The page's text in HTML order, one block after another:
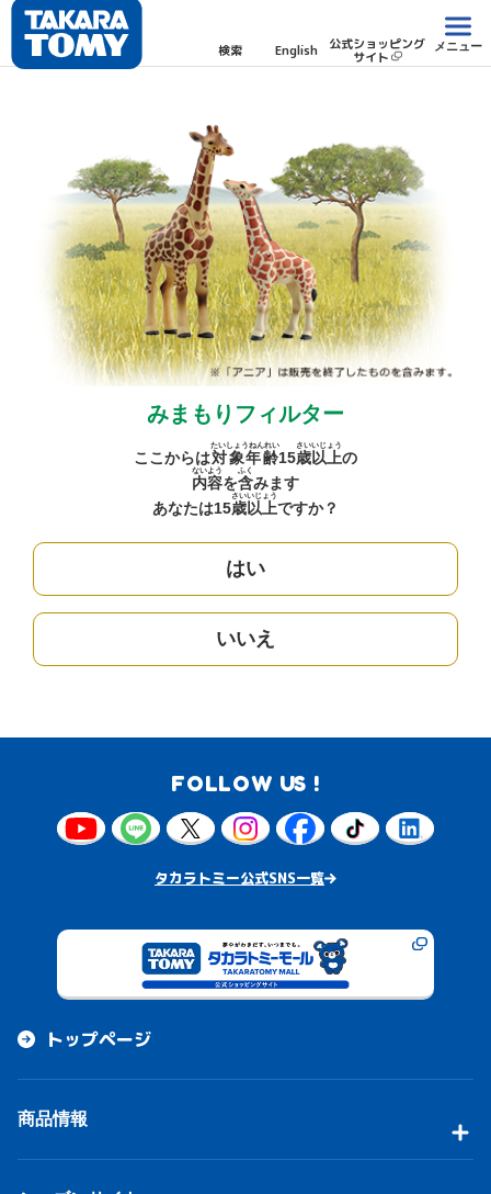
検索 English 公式ショッピング
サイト
メニュー
みまもりフィルター
ここからは対象年齢
たいしょうねんれい
15歳
さい
以上
いじょう
の
内容
ないよう
を含
ふく
みます
あなたは15歳
さい
以上
いじょう
ですか？
はい
いいえ
FOLLOW US !
タカラトミー公式SNS一覧
トップページ
商品情報